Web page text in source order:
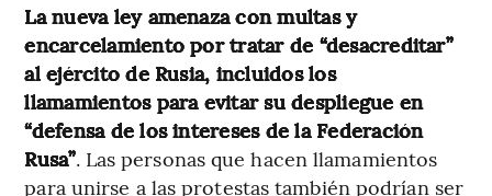
La nueva ley amenaza con multas y
encarcelamiento por tratar de “desacreditar”
al ejército de Rusia, incluidos los
llamamientos para evitar su despliegue en
“defensa de los intereses de la Federación
Rusa”. Las personas que hacen llamamientos
para unirse a las protestas también podrían ser